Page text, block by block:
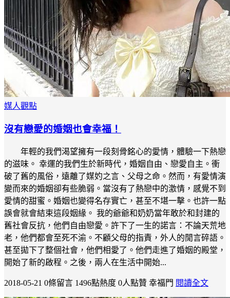
媒人觀點
沒有戀愛的婚姻也會幸福！
年輕的我們渴望擁有一段刻骨銘心的愛情，體驗一下熱戀
的滋味。 幸運的我們生於新時代，婚姻自由、戀愛自主。衝
破了舊的風俗，遠離了媒妁之言、父母之命。然而，有愛情演
變而來的婚姻卻有些脆弱。當沒有了熱戀中的激情，感覺不到
愛情的甜蜜。婚姻也變得名存實亡，甚至不堪一擊。也許一點
誤會就會結束這段姻緣。 我的爺爺和奶奶當年敢於和封建的
舊社會反抗，他們自由戀愛。許下了一生的諾言：不論天荒地
老，他們都會至死不渝。不顧父母的指責，外人的閒言碎語。
甚至拋下了整個社會，他們相愛了。他們走進了婚姻的殿堂，
開始了新的啟程。之後，兩人在生活中開始...
2018-05-21 0條留言 1496點熱度 0人點贊 幸福門 閱讀全文